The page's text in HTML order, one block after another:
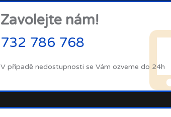
Zavolejte nám!
732 786 768
V případě nedostupnosti se Vám ozveme do 24h